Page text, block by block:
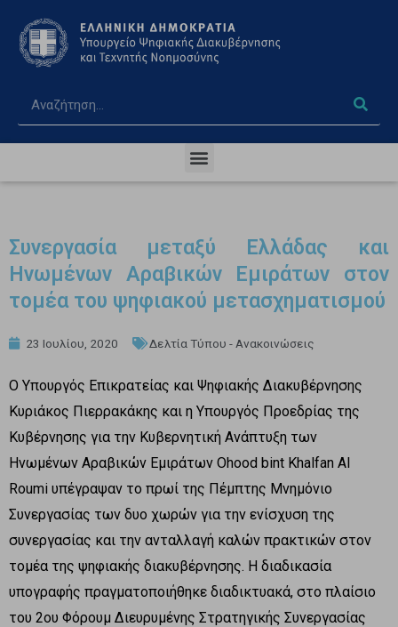
Συνεργασία μεταξύ Ελλάδας και
Ηνωμένων Αραβικών Εμιράτων στον
τομέα του ψηφιακού μετασχηματισμού
23 Ιουλίου, 2020 Δελτία Τύπου - Ανακοινώσεις
Ο Υπουργός Επικρατείας και Ψηφιακής Διακυβέρνησης
Κυριάκος Πιερρακάκης και η Υπουργός Προεδρίας της
Κυβέρνησης για την Κυβερνητική Ανάπτυξη των
Ηνωμένων Αραβικών Εμιράτων Ohood bint Khalfan Al
Roumi υπέγραψαν το πρωί της Πέμπτης Μνημόνιο
Συνεργασίας των δυο χωρών για την ενίσχυση της
συνεργασίας και την ανταλλαγή καλών πρακτικών στον
τομέα της ψηφιακής διακυβέρνησης. Η διαδικασία
υπογραφής πραγματοποιήθηκε διαδικτυακά, στο πλαίσιο
του 2ου Φόρουμ Διευρυμένης Στρατηγικής Συνεργασίας